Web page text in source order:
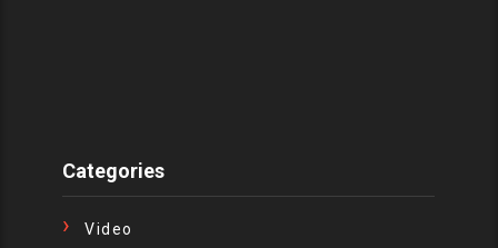
Categories
Video